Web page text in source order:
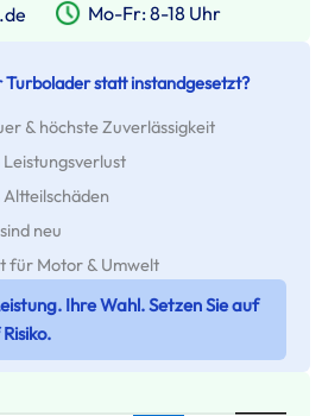
Mo-Fr: 8-18 Uhr
statt instandgesetzt?
& höchste Zuverlässigkeit
neu
für Motor & Umwelt
Ihre Wahl. Setzen Sie auf